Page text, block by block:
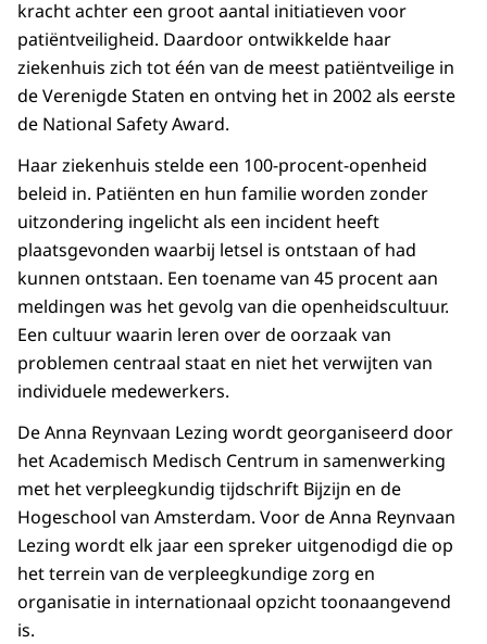
kracht achter een groot aantal initiatieven voor
patiëntveiligheid. Daardoor ontwikkelde haar
ziekenhuis zich tot één van de meest patiëntveilige in
de Verenigde Staten en ontving het in 2002 als eerste
de National Safety Award.
Haar ziekenhuis stelde een 100-procent-openheid
beleid in. Patiënten en hun familie worden zonder
uitzondering ingelicht als een incident heeft
plaatsgevonden waarbij letsel is ontstaan of had
kunnen ontstaan. Een toename van 45 procent aan
meldingen was het gevolg van die openheidscultuur.
Een cultuur waarin leren over de oorzaak van
problemen centraal staat en niet het verwijten van
individuele medewerkers.
De Anna Reynvaan Lezing wordt georganiseerd door
het Academisch Medisch Centrum in samenwerking
met het verpleegkundig tijdschrift Bijzijn en de
Hogeschool van Amsterdam. Voor de Anna Reynvaan
Lezing wordt elk jaar een spreker uitgenodigd die op
het terrein van de verpleegkundige zorg en
organisatie in internationaal opzicht toonaangevend
is.